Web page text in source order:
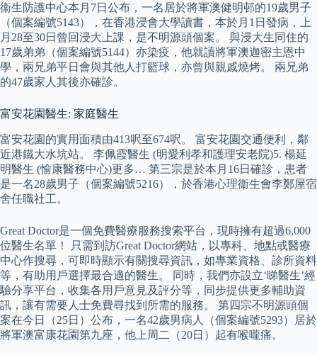
衞生防護中心本月7日公布，一名居於將軍澳健明邨的19歲男子
（個案編號5143），在香港浸會大學讀書，本於月1日發病，上
月28至30日曾回浸大上課，是不明源頭個案。 與浸大生同住的
17歲弟弟（個案編號5144）亦染疫，他就讀將軍澳迦密主恩中
學，兩兄弟平日會與其他人打籃球，亦曾與親戚燒烤。 兩兄弟
的47歲家人其後亦確診。
富安花園醫生: 家庭醫生
富安花園的實用面積由413呎至674呎。 富安花園交通便利，鄰
近港鐵大水坑站。 李佩霞醫生 (明愛利孝和護理安老院)5. 楊延
明醫生 (愉康醫務中心)更多… 第三宗是於本月16日確診，患者
是一名28歲男子（個案編號5216），於香港心理衞生會李鄭屋宿
舍任職社工。
Great Doctor是一個免費醫療服務搜索平台，現時擁有超過6,000
位醫生名單！ 只需到訪Great Doctor網站，以專科、地點或醫療
中心作搜尋，可即時顯示有關搜尋資訊，如專業資格、診所資料
等，有助用戶選擇最合適的醫生。 同時，我們亦設立‘睇醫生’經
驗分享平台，收集各用戶意見及評分等，同步提供更多輔助資
訊，讓有需要人士免費尋找到所需的服務。 第四宗不明源頭個
案在今日（25日）公布，一名42歲男病人（個案編號5293）居於
將軍澳富康花園第九座，他上周二（20日）起有喉嚨痛。